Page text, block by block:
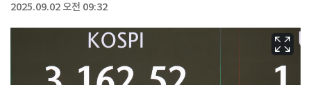
2025.09.02 오전 09:32